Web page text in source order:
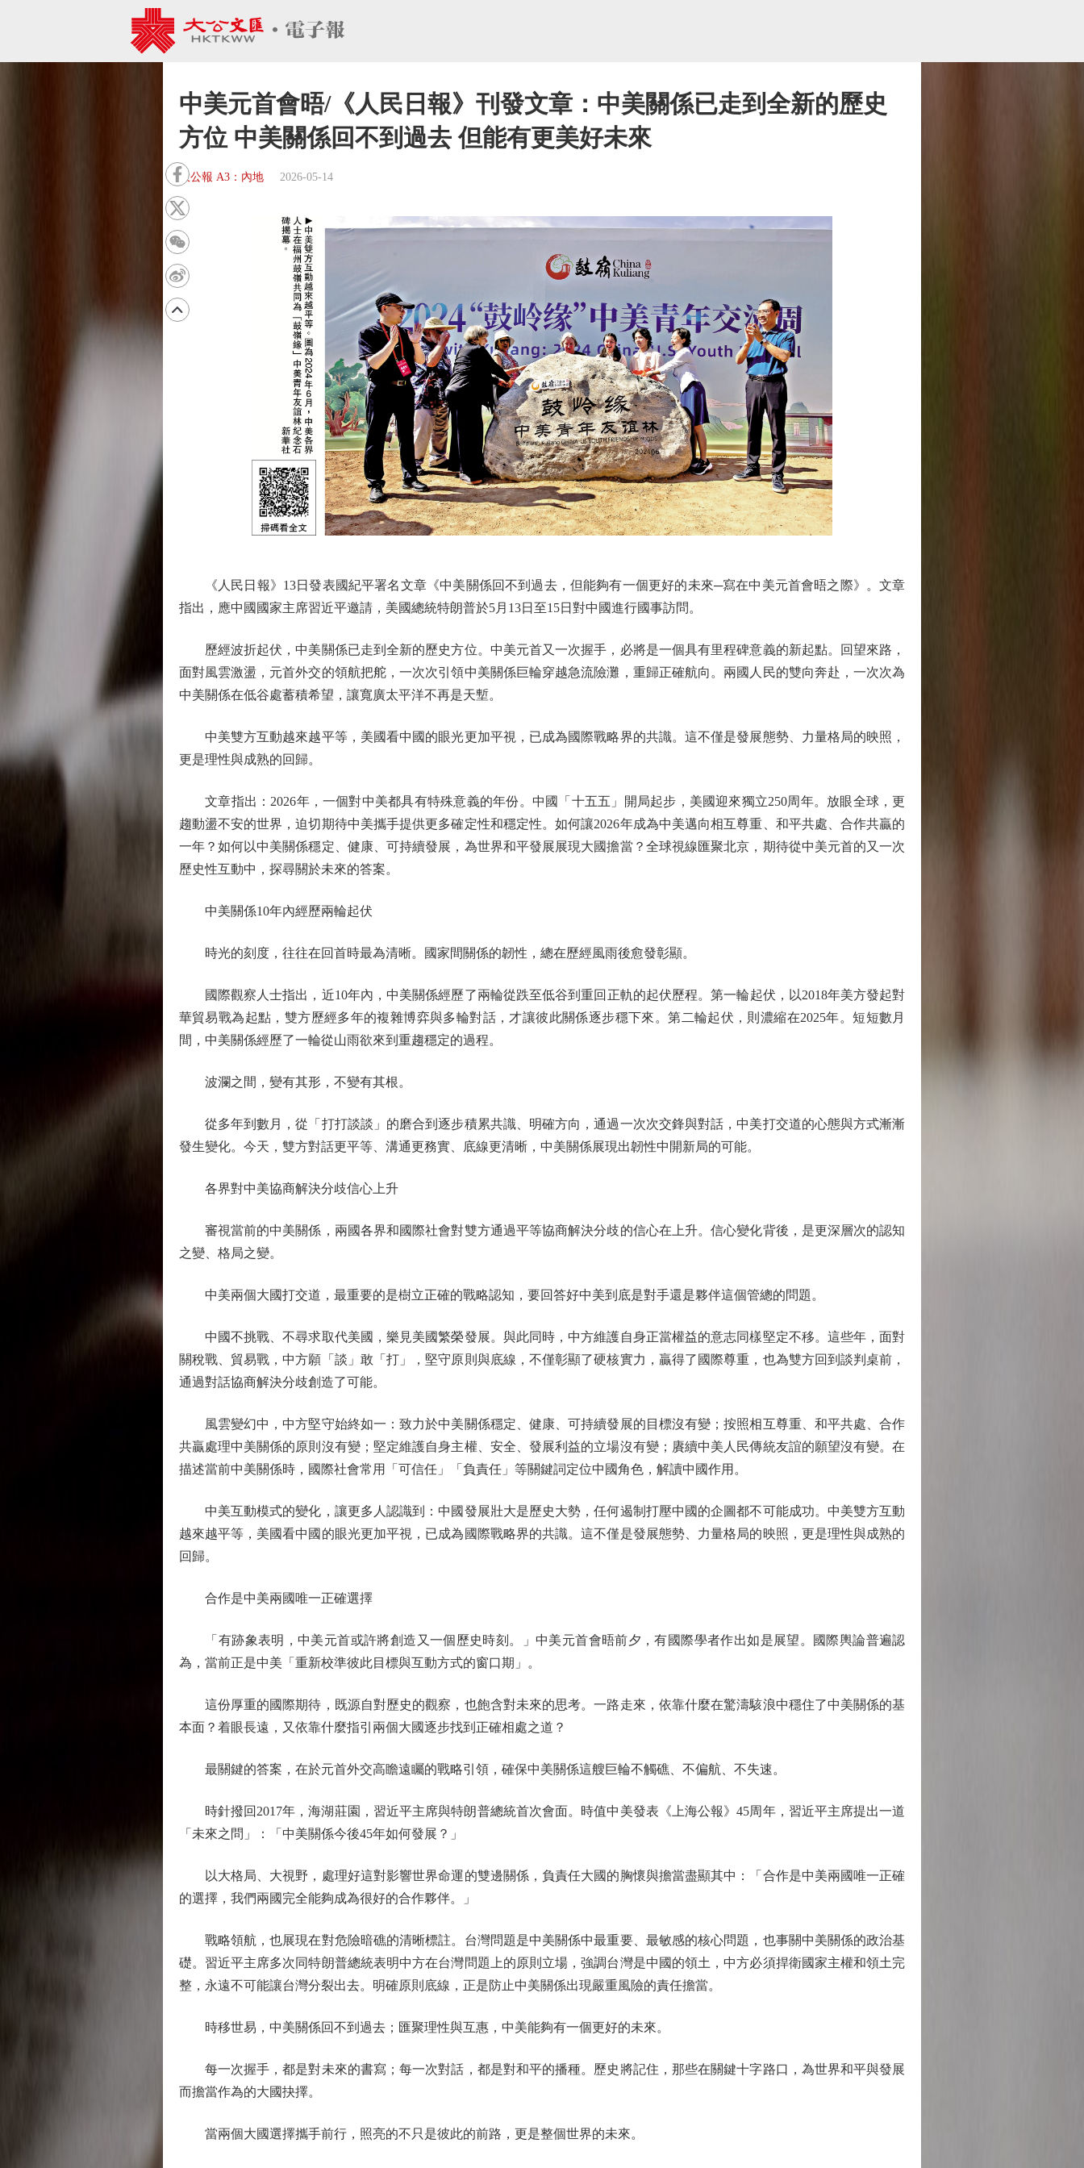
中美元首會晤/《人民日報》刊發文章：中美關係已走到全新的歷史
方位 中美關係回不到過去 但能有更美好未來
大公報 A3：內地 2026-05-14
《人民日報》13日發表國紀平署名文章《中美關係回不到過去，但能夠有一個更好的未來─寫在中美元首會晤之際》。文章
指出，應中國國家主席習近平邀請，美國總統特朗普於5月13日至15日對中國進行國事訪問。
歷經波折起伏，中美關係已走到全新的歷史方位。中美元首又一次握手，必將是一個具有里程碑意義的新起點。回望來路，
面對風雲激盪，元首外交的領航把舵，一次次引領中美關係巨輪穿越急流險灘，重歸正確航向。兩國人民的雙向奔赴，一次次為
中美關係在低谷處蓄積希望，讓寬廣太平洋不再是天塹。
中美雙方互動越來越平等，美國看中國的眼光更加平視，已成為國際戰略界的共識。這不僅是發展態勢、力量格局的映照，
更是理性與成熟的回歸。
文章指出：2026年，一個對中美都具有特殊意義的年份。中國「十五五」開局起步，美國迎來獨立250周年。放眼全球，更
趨動盪不安的世界，迫切期待中美攜手提供更多確定性和穩定性。如何讓2026年成為中美邁向相互尊重、和平共處、合作共贏的
一年？如何以中美關係穩定、健康、可持續發展，為世界和平發展展現大國擔當？全球視線匯聚北京，期待從中美元首的又一次
歷史性互動中，探尋關於未來的答案。
中美關係10年內經歷兩輪起伏
時光的刻度，往往在回首時最為清晰。國家間關係的韌性，總在歷經風雨後愈發彰顯。
國際觀察人士指出，近10年內，中美關係經歷了兩輪從跌至低谷到重回正軌的起伏歷程。第一輪起伏，以2018年美方發起對
華貿易戰為起點，雙方歷經多年的複雜博弈與多輪對話，才讓彼此關係逐步穩下來。第二輪起伏，則濃縮在2025年。短短數月
間，中美關係經歷了一輪從山雨欲來到重趨穩定的過程。
波瀾之間，變有其形，不變有其根。
從多年到數月，從「打打談談」的磨合到逐步積累共識、明確方向，通過一次次交鋒與對話，中美打交道的心態與方式漸漸
發生變化。今天，雙方對話更平等、溝通更務實、底線更清晰，中美關係展現出韌性中開新局的可能。
各界對中美協商解決分歧信心上升
審視當前的中美關係，兩國各界和國際社會對雙方通過平等協商解決分歧的信心在上升。信心變化背後，是更深層次的認知
之變、格局之變。
中美兩個大國打交道，最重要的是樹立正確的戰略認知，要回答好中美到底是對手還是夥伴這個管總的問題。
中國不挑戰、不尋求取代美國，樂見美國繁榮發展。與此同時，中方維護自身正當權益的意志同樣堅定不移。這些年，面對
關稅戰、貿易戰，中方願「談」敢「打」，堅守原則與底線，不僅彰顯了硬核實力，贏得了國際尊重，也為雙方回到談判桌前，
通過對話協商解決分歧創造了可能。
風雲變幻中，中方堅守始終如一：致力於中美關係穩定、健康、可持續發展的目標沒有變；按照相互尊重、和平共處、合作
共贏處理中美關係的原則沒有變；堅定維護自身主權、安全、發展利益的立場沒有變；賡續中美人民傳統友誼的願望沒有變。在
描述當前中美關係時，國際社會常用「可信任」「負責任」等關鍵詞定位中國角色，解讀中國作用。
中美互動模式的變化，讓更多人認識到：中國發展壯大是歷史大勢，任何遏制打壓中國的企圖都不可能成功。中美雙方互動
越來越平等，美國看中國的眼光更加平視，已成為國際戰略界的共識。這不僅是發展態勢、力量格局的映照，更是理性與成熟的
回歸。
合作是中美兩國唯一正確選擇
「有跡象表明，中美元首或許將創造又一個歷史時刻。」中美元首會晤前夕，有國際學者作出如是展望。國際輿論普遍認
為，當前正是中美「重新校準彼此目標與互動方式的窗口期」。
這份厚重的國際期待，既源自對歷史的觀察，也飽含對未來的思考。一路走來，依靠什麼在驚濤駭浪中穩住了中美關係的基
本面？着眼長遠，又依靠什麼指引兩個大國逐步找到正確相處之道？
最關鍵的答案，在於元首外交高瞻遠矚的戰略引領，確保中美關係這艘巨輪不觸礁、不偏航、不失速。
時針撥回2017年，海湖莊園，習近平主席與特朗普總統首次會面。時值中美發表《上海公報》45周年，習近平主席提出一道
「未來之問」：「中美關係今後45年如何發展？」
以大格局、大視野，處理好這對影響世界命運的雙邊關係，負責任大國的胸懷與擔當盡顯其中：「合作是中美兩國唯一正確
的選擇，我們兩國完全能夠成為很好的合作夥伴。」
戰略領航，也展現在對危險暗礁的清晰標註。台灣問題是中美關係中最重要、最敏感的核心問題，也事關中美關係的政治基
礎。習近平主席多次同特朗普總統表明中方在台灣問題上的原則立場，強調台灣是中國的領土，中方必須捍衛國家主權和領土完
整，永遠不可能讓台灣分裂出去。明確原則底線，正是防止中美關係出現嚴重風險的責任擔當。
時移世易，中美關係回不到過去；匯聚理性與互惠，中美能夠有一個更好的未來。
每一次握手，都是對未來的書寫；每一次對話，都是對和平的播種。歷史將記住，那些在關鍵十字路口，為世界和平與發展
而擔當作為的大國抉擇。
當兩個大國選擇攜手前行，照亮的不只是彼此的前路，更是整個世界的未來。